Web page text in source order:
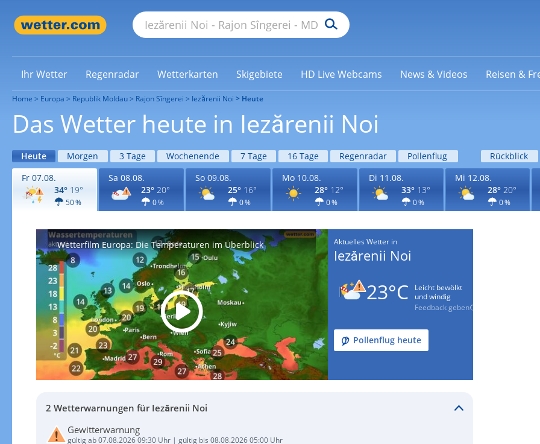
Ihr Wetter Regenradar Wetterkarten Skigebiete HD Live Webcams News & Videos Reisen &
Home Europa Republik Moldau Rajon Sîngerei Iezărenii Noi Heute
Das Wetter heute in Iezărenii Noi
Heute Morgen 3 Tage Wochenende 7 Tage 16 Tage Regenradar Pollenflug
Rückblick
Fr 07.08.
34° 19°
50 %
Sa 08.08.
23° 20°
0 %
So 09.08.
25° 16°
0 %
Mo 10.08.
28° 12°
0 %
Di 11.08.
33° 13°
0 %
Mi 12.08.
28° 20°
0 %
Wetterfilm Europa: Die Temperaturen im Überblick Aktuelles Wetter in
Iezărenii Noi
23°C
Leicht bewölkt
und windig
Feedback geben
Pollenflug heute
2 Wetterwarnungen für Iezărenii Noi
Gewitterwarnung
gültig ab 07.08.2026 09:30 Uhr | gültig bis 08.08.2026 05:00 Uhr